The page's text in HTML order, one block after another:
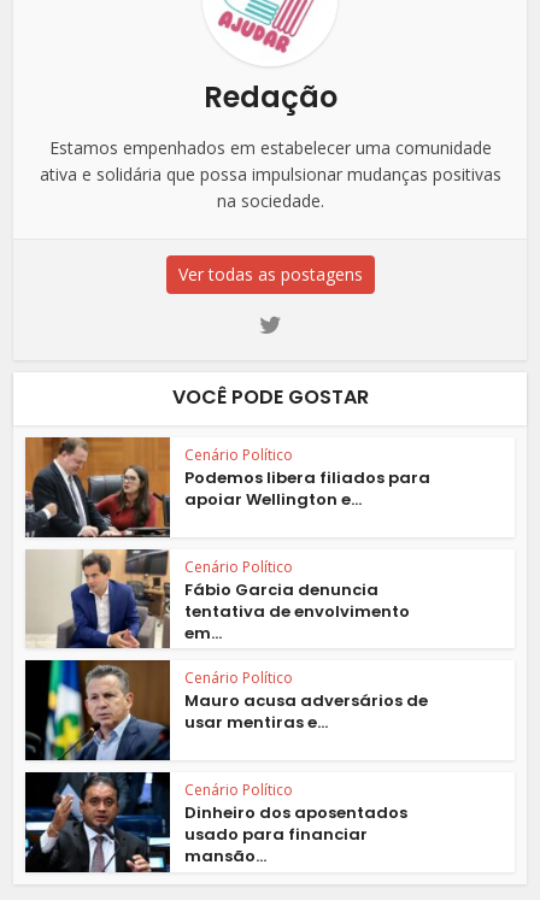
Redação
Estamos empenhados em estabelecer uma comunidade
ativa e solidária que possa impulsionar mudanças positivas
na sociedade.
Ver todas as postagens
VOCÊ PODE GOSTAR
Cenário Político
Podemos libera filiados para
apoiar Wellington e...
Cenário Político
Fábio Garcia denuncia
tentativa de envolvimento
em...
Cenário Político
Mauro acusa adversários de
usar mentiras e...
Cenário Político
Dinheiro dos aposentados
usado para financiar
mansão...